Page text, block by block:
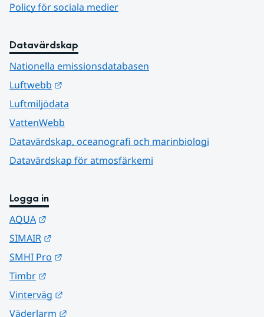
Policy för sociala medier
Datavärdskap
Nationella emissionsdatabasen
Luftwebb
Luftmiljödata
VattenWebb
Datavärdskap, oceanografi och marinbiologi
Datavärdskap för atmosfärkemi
Logga in
AQUA
SIMAIR
SMHI Pro
Timbr
Vinterväg
Väderlarm